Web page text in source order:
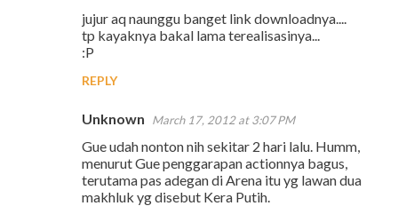
jujur aq naunggu banget link downloadnya....
tp kayaknya bakal lama terealisasinya...
:P
REPLY
Unknown March 17, 2012 at 3:07 PM
Gue udah nonton nih sekitar 2 hari lalu. Humm,
menurut Gue penggarapan actionnya bagus,
terutama pas adegan di Arena itu yg lawan dua
makhluk yg disebut Kera Putih.